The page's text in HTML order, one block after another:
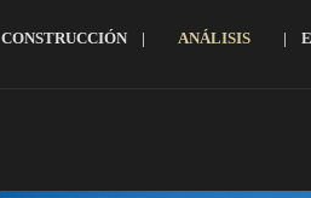
CONSTRUCCIÓN | ANÁLISIS |